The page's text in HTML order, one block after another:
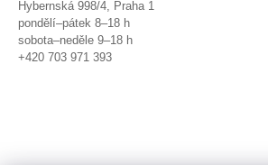
Hybernská 998/4, Praha 1
pondělí–pátek 8–18 h
sobota–neděle 9–18 h
+420 703 971 393